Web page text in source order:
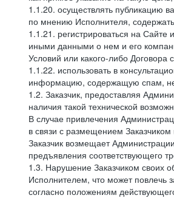
1.1.20. осуществлять публикацию
по мнению Исполнителя,
1.1.21. регистрироваться на
иными данными о нем и его
Условий или какого-либо
1.1.22. использовать в
информацию, содержащую спам,
1.2. Заказчик, предоставляя
наличия такой технической
В случае привлечения
в связи с размещением
Заказчик возмещает
предъявления соответствующего
1.3. Нарушение Заказчиком своих
Исполнителем, что может повлечь
согласно положениям